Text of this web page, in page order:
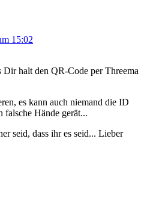
15:02
Dir halt den QR-Code per Threema
es kann auch niemand die ID
falsche Hände gerät...
seid, dass ihr es seid... Lieber